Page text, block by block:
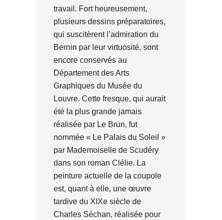
travail. Fort heureusement,
plusieurs dessins préparatoires,
qui suscitèrent l’admiration du
Bernin par leur virtuosité, sont
encore conservés au
Département des Arts
Graphiques du Musée du
Louvre. Cette fresque, qui aurait
été la plus grande jamais
réalisée par Le Brun, fut
nommée « Le Palais du Soleil »
par Mademoiselle de Scudéry
dans son roman Clélie. La
peinture actuelle de la coupole
est, quant à elle, une œuvre
tardive du XIXe siècle de
Charles Séchan, réalisée pour